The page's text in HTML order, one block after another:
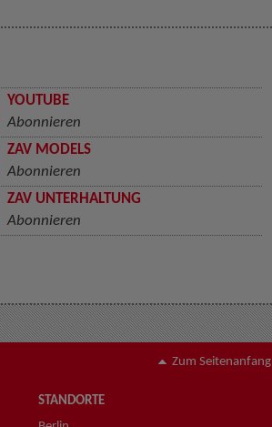
YOUTUBE
Abonnieren
ZAV MODELS
Abonnieren
ZAV UNTERHALTUNG
Abonnieren
Zum Seitenanfang
STANDORTE